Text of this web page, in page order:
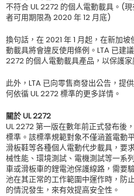
不符合 UL 2272 的個人電動載具。(
者可用期限為 2020 年 12 月底)
換句話，在 2021 年 1 月起，在新加
動載具將會違反使用條例。LTA 已建
2272 的個人電動載具產品，以保護
此外，LTA 已向零售商發出公告，提
何依循 UL 2272 標準的更多詳情。
關於 UL 2272
UL 2272 第一版在數年前正式發布後
標準。該標準規範對象不僅涵蓋電動
滑板鞋等各種個人電動代步載具，要
械性能、環境測試、電機測試等一系
車或滑板車的鋰電池保護線路，需要
池在其正常的工作範圍中運作時，防
的情況發生，來有效提高安全性。